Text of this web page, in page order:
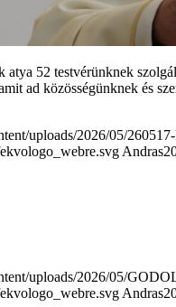
52 testvérünknek
ad közösségünknek és
uploads/2026/05/
Andras
uploads/2026/05/
Andras